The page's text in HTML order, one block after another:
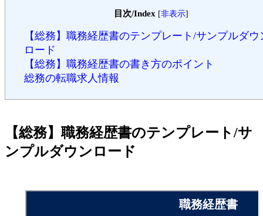
目次/Index [非表示]
【総務】職務経歴書のテンプレート/サンプルダウ
ロード
【総務】職務経歴書の書き方のポイント
総務の転職求人情報
【総務】職務経歴書のテンプレート/サ
ンプルダウンロード
職務経歴書